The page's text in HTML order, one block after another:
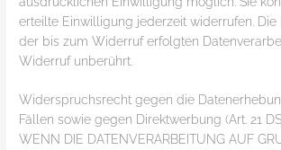
erteilte Einwilligung jederzeit widerrufen. Die
der bis zum Widerruf erfolgten
Widerruf unberührt.
Widerspruchsrecht gegen die
Fällen sowie gegen Direktwerbung (Art. 21
WENN DIE DATENVERARBEITUNG AUF